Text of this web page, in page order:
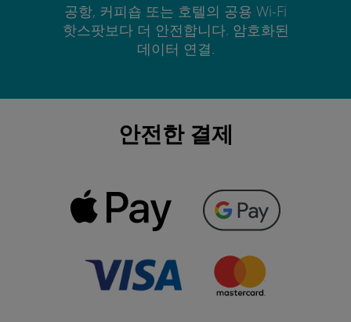
공항, 커피숍 또는 호텔의 공용 Wi-Fi
핫스팟보다 더 안전합니다. 암호화된
데이터 연결.
안전한 결제